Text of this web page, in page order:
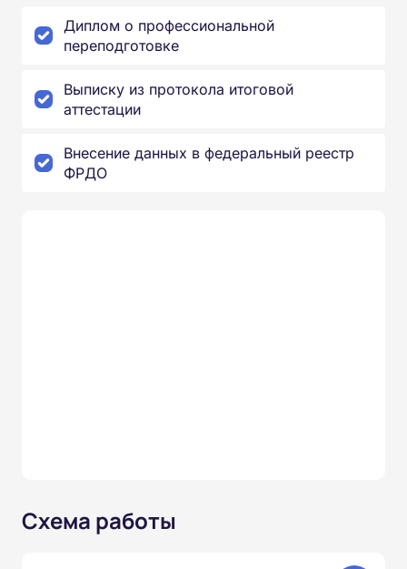
Диплом о профессиональной
переподготовке
Выписку из протокола итоговой
аттестации
Внесение данных в федеральный реестр
ФРДО
Схема работы